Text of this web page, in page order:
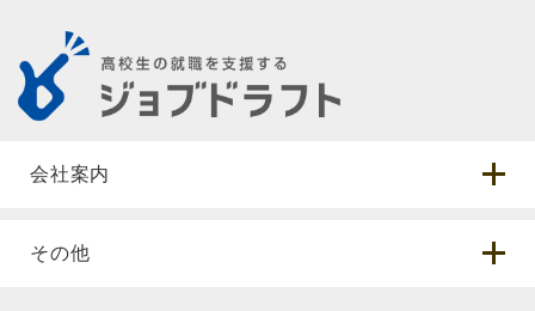
会社案内
その他